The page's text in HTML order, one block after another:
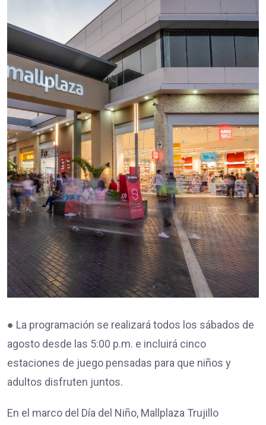
● La programación se realizará todos los sábados de
agosto desde las 5:00 p.m. e incluirá cinco
estaciones de juego pensadas para que niños y
adultos disfruten juntos.
En el marco del Día del Niño, Mallplaza Trujillo